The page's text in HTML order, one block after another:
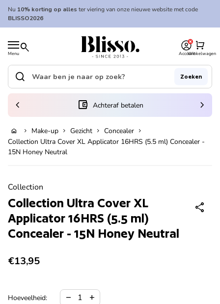
In winkelwagen
Overslaan naar inhoud
Nu 10% korting op alles ter viering van onze nieuwe website met code
BLISSO2026
Menu search
Home
AccountWinkelwagen
shopping_cart
Home
Zoek op"
search Zoeken
(link opent in nieuw tabblad/venster)
account_balance_wallet Achteraf betalen
chevron_left chevron_right
home chevron_right Make-up chevron_right Gezicht chevron_right Concealer chevron_right
Collection Ultra Cover XL Applicator 16HRS (5.5 ml) Concealer -
15N Honey Neutral
Collection
Collection Ultra Cover XL
Applicator 16HRS (5.5 ml)
Concealer - 15N Honey Neutral
share
Normale prijs
€13,95
Hoeveelheid:
Hoeveelheid verlagen voor
remove
Verhoog de hoeveelheid voor
add